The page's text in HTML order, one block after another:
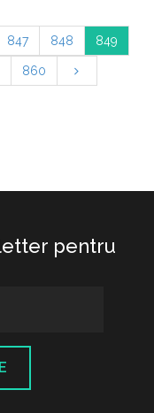
847 848 849
860
pentru